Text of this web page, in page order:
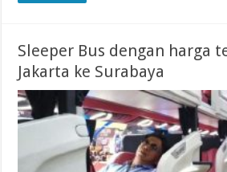
Sleeper Bus dengan harga
Jakarta ke Surabaya